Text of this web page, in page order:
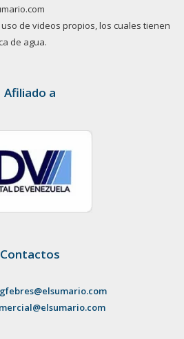
de videos propios, los cuales tienen
de agua.
Afiliado a
Contactos
gfebres@elsumario.com